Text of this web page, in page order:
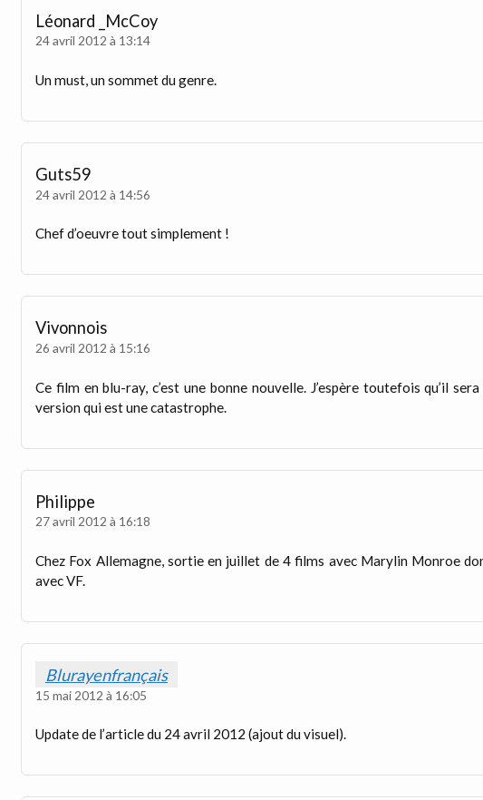
Léonard _McCoy
24 avril 2012 à 13:14
Un must, un sommet du genre.
Guts59
24 avril 2012 à 14:56
Chef d’oeuvre tout simplement !
Vivonnois
26 avril 2012 à 15:16
Ce film en blu-ray, c’est une bonne nouvelle. J’espère toutefois qu’il
version qui est une catastrophe.
Philippe
27 avril 2012 à 16:18
Chez Fox Allemagne, sortie en juillet de 4 films avec Marylin Monroe
avec VF.
Blurayenfrançais
15 mai 2012 à 16:05
Update de l’article du 24 avril 2012 (ajout du visuel).